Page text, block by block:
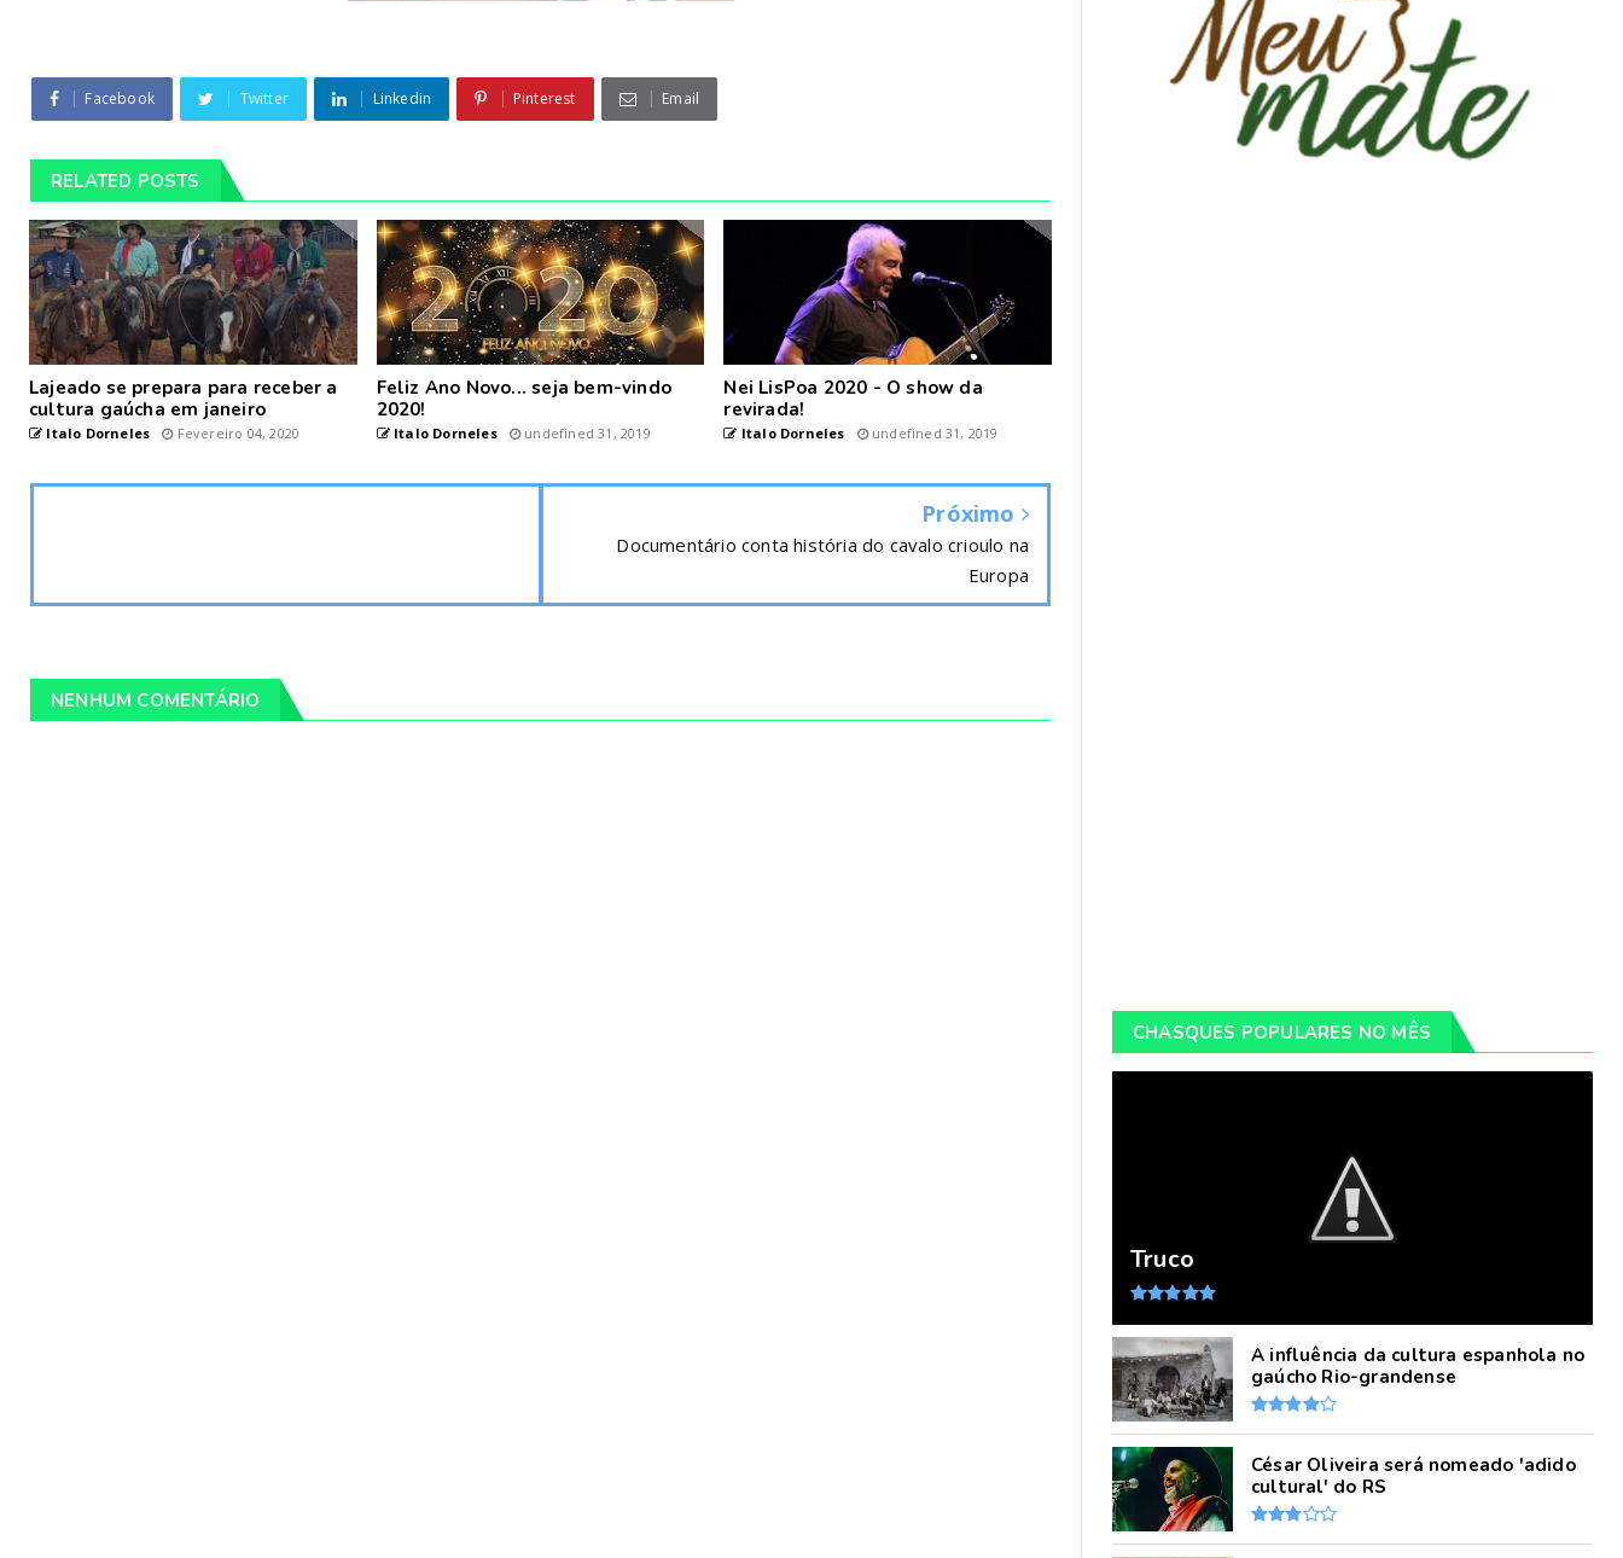
Facebook Twitter Linkedin Pinterest Email
RELATED POSTS
Lajeado se prepara para receber a
cultura gaúcha em janeiro
Italo Dorneles Fevereiro 04, 2020
Feliz Ano Novo... seja bem-vindo
2020!
Italo Dorneles undefined 31, 2019
Nei LisPoa 2020 - O show da
revirada!
Italo Dorneles undefined 31, 2019
Próximo
Documentário conta história do cavalo crioulo na
Europa
NENHUM COMENTÁRIO
CHASQUES POPULARES NO MÊS
Truco
A influência da cultura espanhola no
gaúcho Rio-grandense
César Oliveira será nomeado 'adido
cultural' do RS